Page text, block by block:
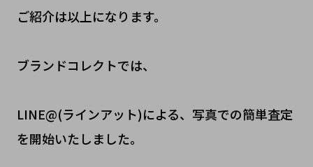
ご紹介は以上になります。
ブランドコレクトでは、
LINE@(ラインアット)による、写真での簡単査定
を開始いたしました。